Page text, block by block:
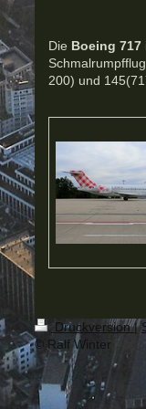
Die Boeing 717
200) und
Druckversion|
© Ralf Winter